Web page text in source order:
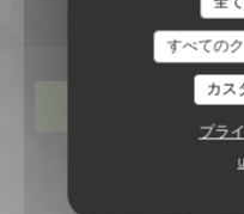
すべての
カス
プラ
Mia